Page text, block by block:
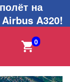
на
A320!
0